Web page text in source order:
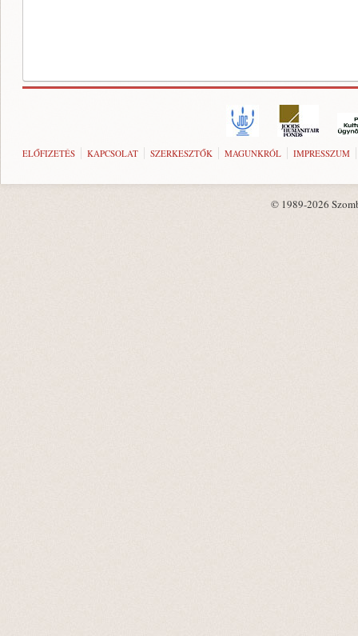
ELŐFIZETÉS KAPCSOLAT SZERKESZTŐK MAGUNKRÓL IMPRESSZUM
© 1989-2026